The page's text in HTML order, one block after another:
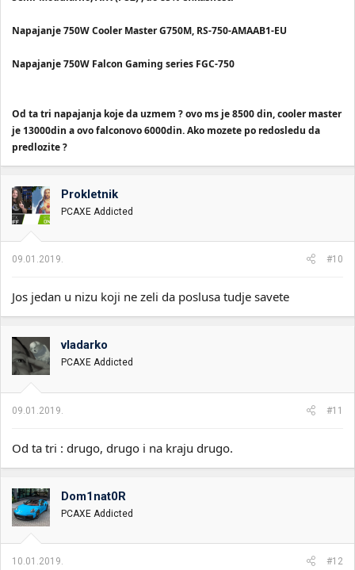
Napajanje 750W Cooler Master G750M, RS-750-AMAAB1-EU
Napajanje 750W Falcon Gaming series FGC-750
Od ta tri napajanja koje da uzmem ? ovo ms je 8500 din, cooler master
je 13000din a ovo falconovo 6000din. Ako mozete po redosledu da
predlozite ?
Prokletnik
PCAXE Addicted
09.01.2019. #10
Jos jedan u nizu koji ne zeli da poslusa tudje savete
vladarko
PCAXE Addicted
09.01.2019. #11
Od ta tri : drugo, drugo i na kraju drugo.
Dom1nat0R
PCAXE Addicted
10.01.2019. #12